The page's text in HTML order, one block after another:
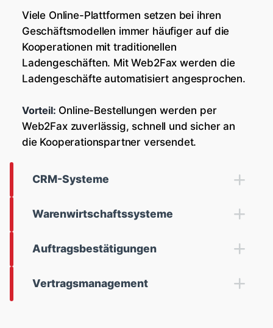
Viele Online-Plattformen setzen bei ihren
Geschäftsmodellen immer häufiger auf die
Kooperationen mit traditionellen
Ladengeschäften. Mit Web2Fax werden die
Ladengeschäfte automatisiert angesprochen.
Vorteil: Online-Bestellungen werden per
Web2Fax zuverlässig, schnell und sicher an
die Kooperationspartner versendet.
CRM-Systeme
Warenwirtschaftssysteme
Auftragsbestätigungen
Vertragsmanagement